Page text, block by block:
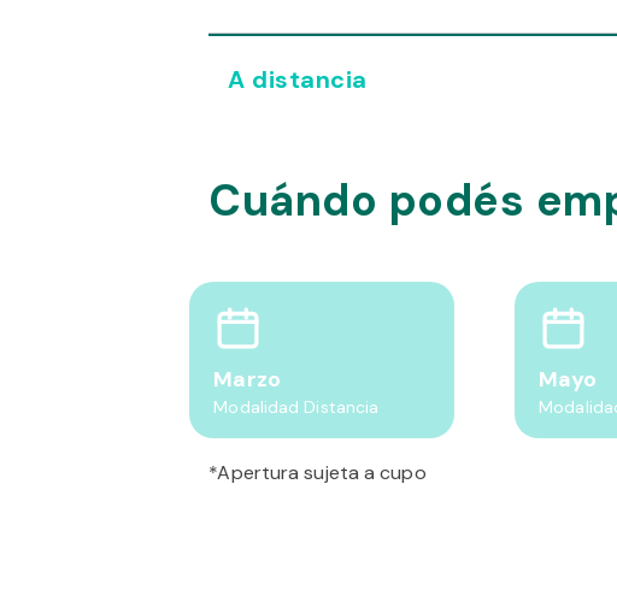
A distancia
Cuándo podés
Marzo
Modalidad Distancia
Mayo
*Apertura sujeta a cupo